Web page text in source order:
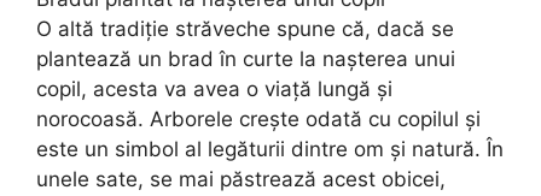
O altă tradiție străveche spune că, dacă se
plantează un brad în curte la nașterea unui
copil, acesta va avea o viață lungă și
norocoasă. Arborele crește odată cu copilul și
este un simbol al legăturii dintre om și natură. În
unele sate, se mai păstrează acest obicei,